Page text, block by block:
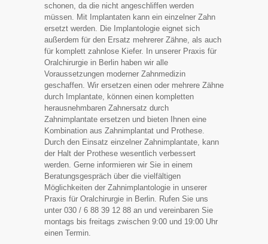
schonen, da die nicht angeschliffen werden
müssen. Mit Implantaten kann ein einzelner Zahn
ersetzt werden. Die Implantologie eignet sich
außerdem für den Ersatz mehrerer Zähne, als auch
für komplett zahnlose Kiefer. In unserer Praxis für
Oralchirurgie in Berlin haben wir alle
Voraussetzungen moderner Zahnmedizin
geschaffen. Wir ersetzen einen oder mehrere Zähne
durch Implantate, können einen kompletten
herausnehmbaren Zahnersatz durch
Zahnimplantate ersetzen und bieten Ihnen eine
Kombination aus Zahnimplantat und Prothese.
Durch den Einsatz einzelner Zahnimplantate, kann
der Halt der Prothese wesentlich verbessert
werden. Gerne informieren wir Sie in einem
Beratungsgespräch über die vielfältigen
Möglichkeiten der Zahnimplantologie in unserer
Praxis für Oralchirurgie in Berlin. Rufen Sie uns
unter 030 / 6 88 39 12 88 an und vereinbaren Sie
montags bis freitags zwischen 9:00 und 19:00 Uhr
einen Termin.